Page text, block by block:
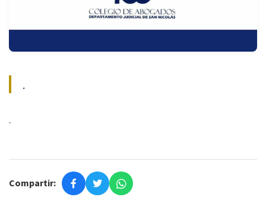
.
.
Compartir: